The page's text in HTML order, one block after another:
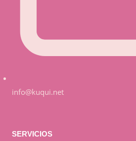
info@kuqui.net
SERVICIOS